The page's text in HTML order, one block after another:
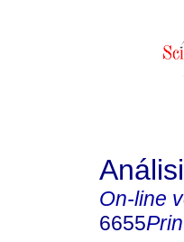
On-line
6655